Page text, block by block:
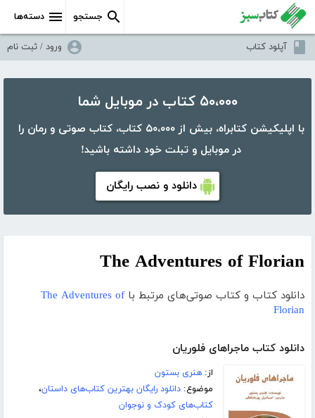
دسته‌ها جستجو
آپلود کتاب ورود / ثبت نام
۵۰،۰۰۰ کتاب در موبایل شما
با اپلیکیشن کتابراه، بیش از ۵۰،۰۰۰ کتاب، کتاب صوتی و رمان را
در موبایل و تبلت خود داشته باشید!
دانلود و نصب رایگان
The Adventures of Florian
دانلود کتاب و کتاب صوتی‌های مرتبط با The Adventures of
Florian
دانلود کتاب ماجراهای فلوریان
از:هنری بستون
موضوع:دانلود رایگان بهترین کتاب‌های داستان،
کتاب‌های کودک و نوجوان